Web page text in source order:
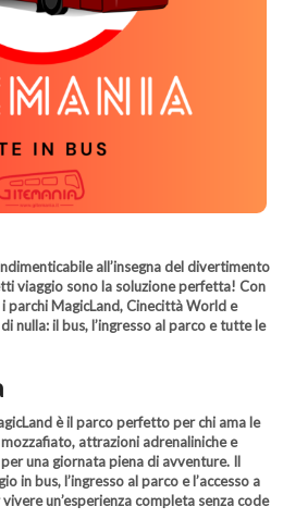
all’insegna del divertimento
viaggio sono la soluzione perfetta! Con
parchi MagicLand,Cinecittà World e
nulla: il bus, l’ingresso al parco e tutte le
è il parco perfetto per chi ama le
attrazioni adrenaliniche e
una giornata piena di avventure. Il
in bus, l’ingresso al parco e l’accesso a
un’esperienza completa senza code